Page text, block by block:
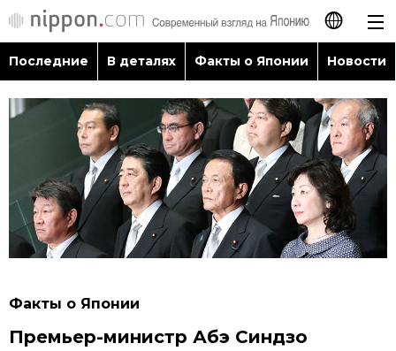
日本語
English
简体字
繁體字
Français
العربية
Последние
В деталях
Последние В деталях Факты о Японии Новости
Факты о Японии
Премьер-министр Абэ Синдзо